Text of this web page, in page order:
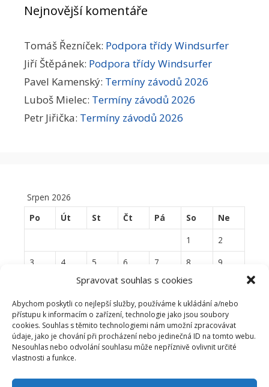
Spravovat souhlas s cookies
Abychom poskytli co nejlepší služby, používáme k ukládání a/nebo
přístupu k informacím o zařízení, technologie jako jsou soubory
cookies. Souhlas s těmito technologiemi nám umožní zpracovávat
údaje, jako je chování při procházení nebo jedinečná ID na tomto webu.
Nesouhlas nebo odvolání souhlasu může nepříznivě ovlivnit určité
vlastnosti a funkce.
Nejnovější komentáře
Tomáš Řezníček: Podpora třídy Windsurfer
Jiří Štěpánek: Podpora třídy Windsurfer
Pavel Kamenský: Termíny závodů 2026
Luboš Mielec: Termíny závodů 2026
Petr Jiřička: Termíny závodů 2026
Srpen 2026
Po
Út St Čt Pá So
Ne
1
2
3
4 5 6 7 8
9
12 13 14 15
17
18 19 20 21 22
23
24
25 26 27 28 29
30
31
« Čvn